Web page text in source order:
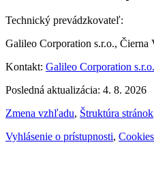
Technický prevádzkovateľ:
Galileo Corporation s.r.o., Čierna
Kontakt: Galileo Corporation s.r.o.
Posledná aktualizácia: 4. 8. 2026
Zmena vzhľadu, Štruktúra stránok
Vyhlásenie o prístupnosti, Cookies